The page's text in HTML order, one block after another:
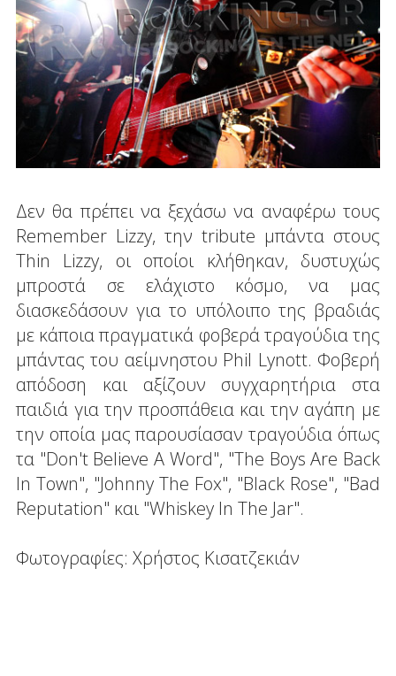
Δεν θα πρέπει να ξεχάσω να αναφέρω τους
Remember Lizzy, την tribute μπάντα στους
Thin Lizzy, οι οποίοι κλήθηκαν, δυστυχώς
μπροστά σε ελάχιστο κόσμο, να μας
διασκεδάσουν για το υπόλοιπο της βραδιάς
με κάποια πραγματικά φοβερά τραγούδια της
μπάντας του αείμνηστου Phil Lynott. Φοβερή
απόδοση και αξίζουν συγχαρητήρια στα
παιδιά για την προσπάθεια και την αγάπη με
την οποία μας παρουσίασαν τραγούδια όπως
τα "Don't Believe A Word", "The Boys Are Back
In Town", "Johnny The Fox", "Black Rose", "Bad
Reputation" και "Whiskey In The Jar".
Φωτογραφίες: Χρήστος Κισατζεκιάν